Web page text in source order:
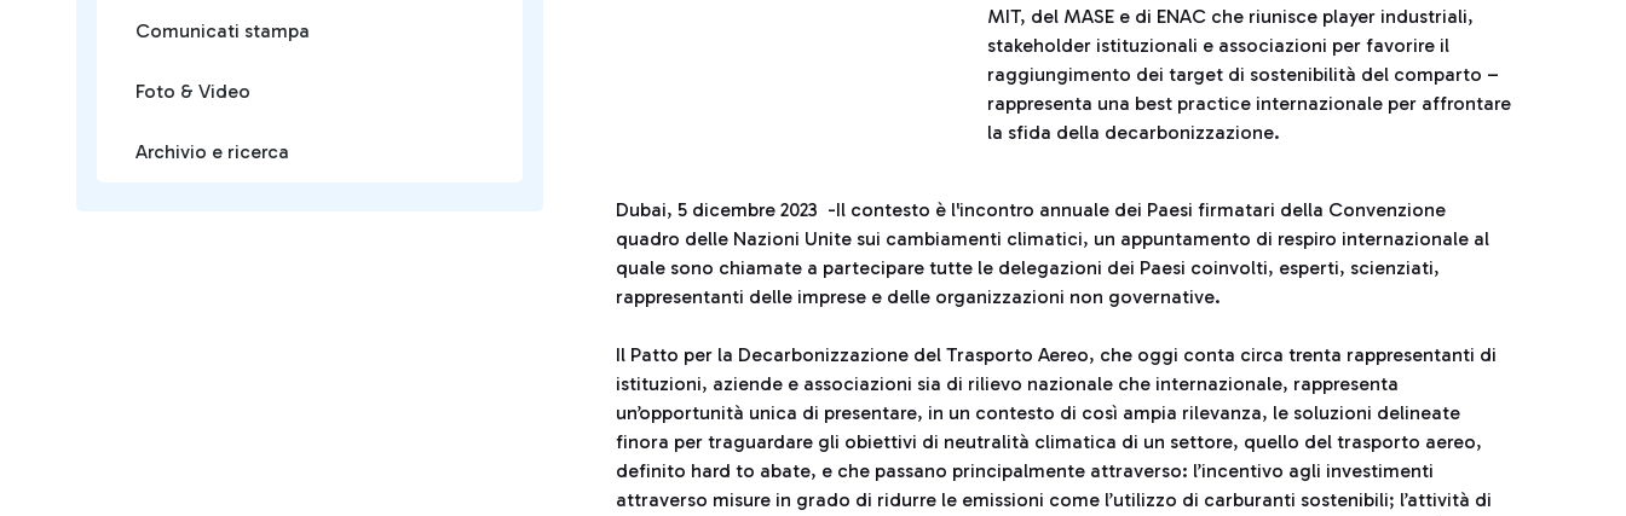
Comunicati stampa
Foto & Video
Archivio e ricerca
MIT, del MASE e di ENAC che riunisce player industriali,
stakeholder istituzionali e associazioni per favorire il
raggiungimento dei target di sostenibilità del comparto –
rappresenta una best practice internazionale per affrontare
la sfida della decarbonizzazione.
Dubai, 5 dicembre 2023 -Il contesto è l'incontro annuale dei Paesi firmatari della Convenzione
quadro delle Nazioni Unite sui cambiamenti climatici, un appuntamento di respiro internazionale al
quale sono chiamate a partecipare tutte le delegazioni dei Paesi coinvolti, esperti, scienziati,
rappresentanti delle imprese e delle organizzazioni non governative.
Il Patto per la Decarbonizzazione del Trasporto Aereo, che oggi conta circa trenta rappresentanti di
istituzioni, aziende e associazioni sia di rilievo nazionale che internazionale, rappresenta
un’opportunità unica di presentare, in un contesto di così ampia rilevanza, le soluzioni delineate
finora per traguardare gli obiettivi di neutralità climatica di un settore, quello del trasporto aereo,
definito hard to abate, e che passano principalmente attraverso: l’incentivo agli investimenti
attraverso misure in grado di ridurre le emissioni come l’utilizzo di carburanti sostenibili; l’attività di